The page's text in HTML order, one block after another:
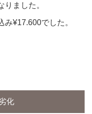
ました。
¥17.600でした。
化